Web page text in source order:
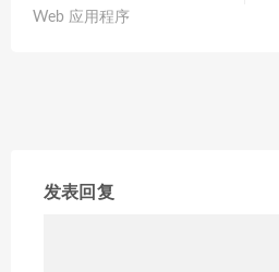
Web 应用程序
发表回复